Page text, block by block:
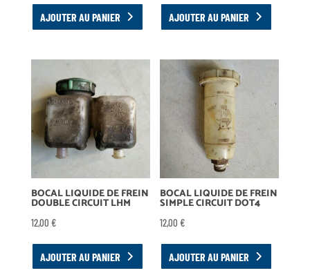
AJOUTER AU PANIER AJOUTER AU PANIER
BOCAL LIQUIDE DE FREIN
DOUBLE CIRCUIT LHM
12,00 €
AJOUTER AU PANIER
BOCAL LIQUIDE DE FREIN
SIMPLE CIRCUIT DOT4
12,00€
AJOUTER AU PANIER